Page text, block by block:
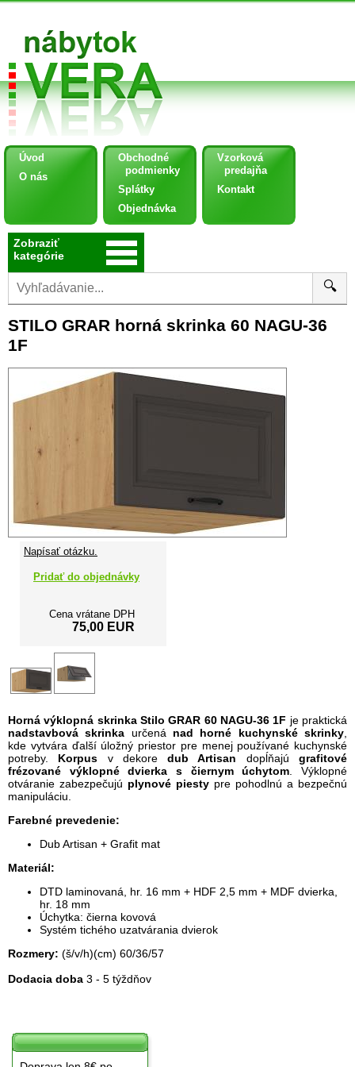
Úvod
O nás
Obchodné
podmienky
Splátky
Objednávka
Vzorková
predajňa
Kontakt
Zobraziť
kategórie
🔍
STILO GRAR horná skrinka 60 NAGU-36
1F
Napísať otázku.
Pridať do objednávky
Cena vrátane DPH
75,00 EUR
Horná výklopná skrinka Stilo GRAR 60 NAGU-36 1F je praktická
nadstavbová skrinka určená nad horné kuchynské skrinky
kde vytvára ďalší úložný priestor pre menej používané kuchynské
potreby. Korpus v dekoredub Artisan dopĺňajúgrafitové
frézované výklopné dvierka s čiernym
úchytom . Výklopné
otváranie zabezpečujú plynové piesty pre pohodlnú a bezpečnú
manipuláciu.
Farebné prevedenie:
Dub Artisan + Grafit mat
Materiál:
DTD laminovaná, hr. 16 mm + HDF 2,5 mm + MDF dvierka,
hr. 18 mm
Úchytka: čierna kovová
Systém tichého uzatvárania dvierok
Rozmery: (š/v/h)(cm) 60/36/57
Dodacia doba 3 - 5 týždňov